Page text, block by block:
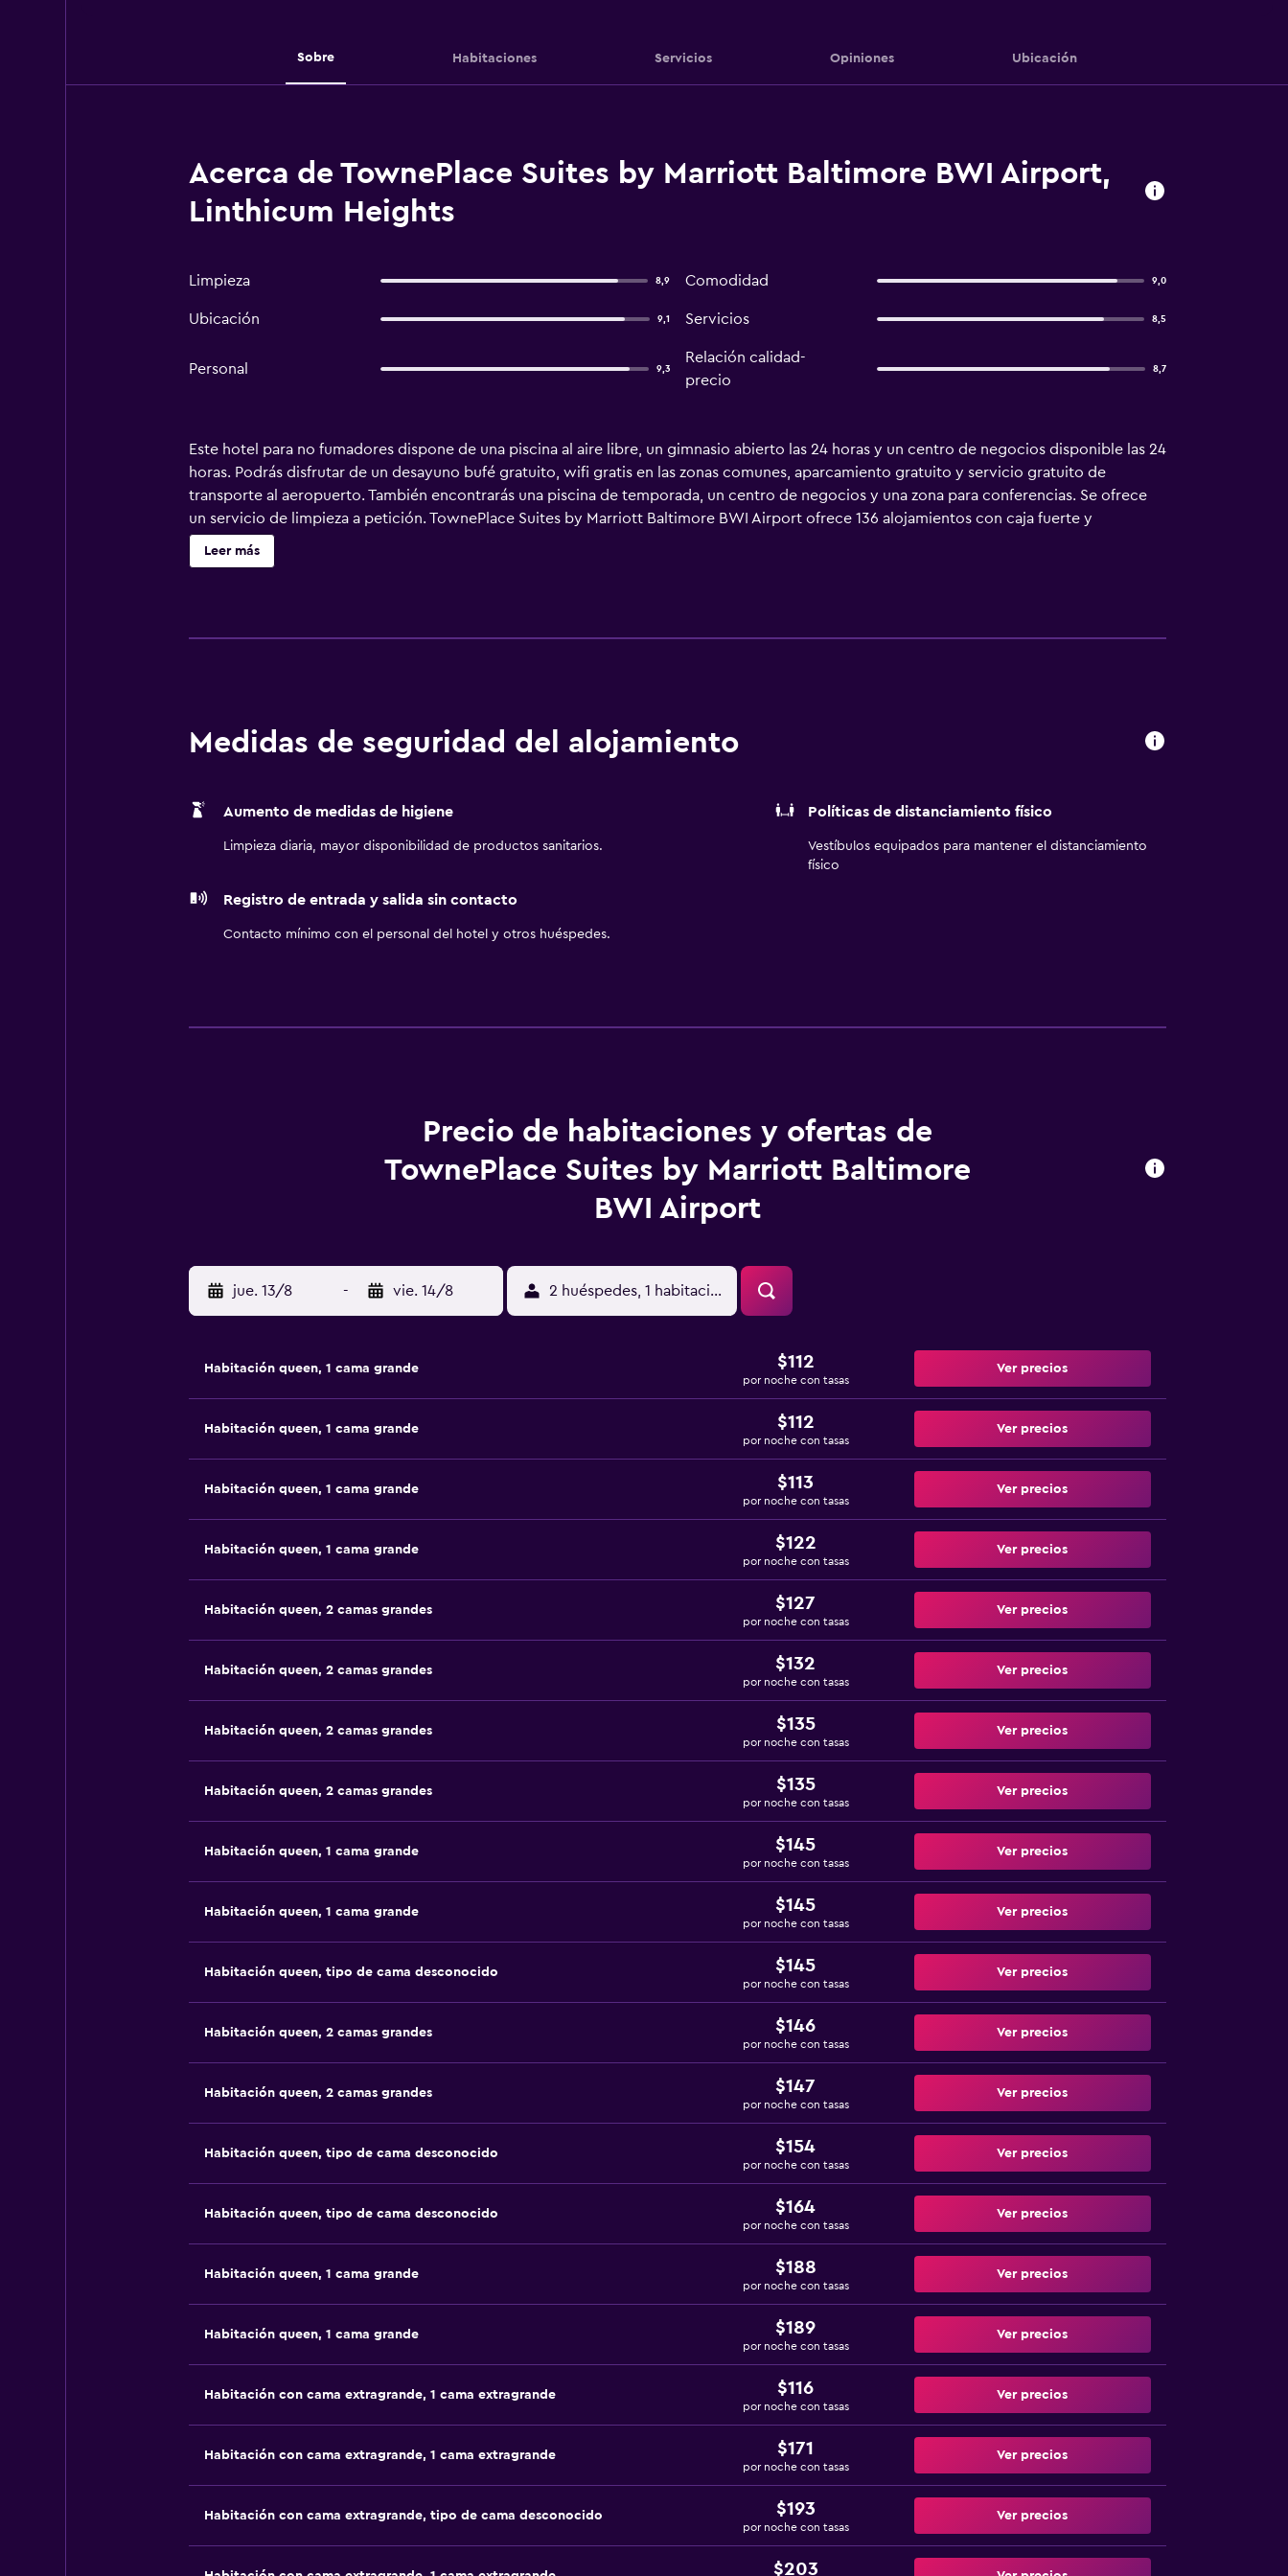
Sobre Habitaciones Servicios Opiniones Ubicación
Acerca de TownePlace Suites by Marriott Baltimore BWI Airport,
Linthicum Heights
Limpieza 8,9 Comodidad 9,0
Ubicación 9,1 Servicios 8,5
Personal 9,3
Relación calidad-
precio
8,7
Este hotel para no fumadores dispone de una piscina al aire libre, un gimnasio abierto las 24 horas y un centro de negocios disponible las 24
horas. Podrás disfrutar de un desayuno bufé gratuito, wifi gratis en las zonas comunes, aparcamiento gratuito y servicio gratuito de
transporte al aeropuerto. También encontrarás una piscina de temporada, un centro de negocios y una zona para conferencias. Se ofrece
un servicio de limpieza a petición. TownePlace Suites by Marriott Baltimore BWI Airport ofrece 136 alojamientos con caja fuerte y
periódicos gratuitos. Las camas están vestidas con ropa de cama de alta calidad. Se ofrece una televisión de pantalla plana de 32 pulgadas
con canales por cable de suscripción y películas de pago. En este hotel de 3 estrellas, los alojamientos incluyen cocina con
menores de 16 años. Se pueden practicar las actividades de ocio y esparcimiento que se indican más abajo en las instalaciones o cerca del
Leer más
Medidas de seguridad del alojamiento
Aumento de medidas de higiene
Limpieza diaria, mayor disponibilidad de productos sanitarios.
Políticas de distanciamiento físico
Vestíbulos equipados para mantener el distanciamiento
físico
Registro de entrada y salida sin contacto
Contacto mínimo con el personal del hotel y otros huéspedes.
Precio de habitaciones y ofertas de
TownePlace Suites by Marriott Baltimore
BWI Airport
jue. 13/8 - vie. 14/8 2 huéspedes, 1 habitación
Habitación queen, 1 cama grande $112
por noche con tasas
Ver precios
Habitación queen, 1 cama grande $112
por noche con tasas
Ver precios
Habitación queen, 1 cama grande $113
por noche con tasas
Ver precios
Habitación queen, 1 cama grande $122
por noche con tasas
Ver precios
Habitación queen, 2 camas grandes $127
por noche con tasas
Ver precios
Habitación queen, 2 camas grandes $132
por noche con tasas
Ver precios
Habitación queen, 2 camas grandes $135
por noche con tasas
Ver precios
Habitación queen, 2 camas grandes $135
por noche con tasas
Ver precios
Habitación queen, 1 cama grande $145
por noche con tasas
Ver precios
Habitación queen, 1 cama grande $145
por noche con tasas
Ver precios
Habitación queen, tipo de cama desconocido $145
por noche con tasas
Ver precios
Habitación queen, 2 camas grandes $146
por noche con tasas
Ver precios
Habitación queen, 2 camas grandes $147
por noche con tasas
Ver precios
Habitación queen, tipo de cama desconocido $154
por noche con tasas
Ver precios
Habitación queen, tipo de cama desconocido $164
por noche con tasas
Ver precios
Habitación queen, 1 cama grande $188
por noche con tasas
Ver precios
Habitación queen, 1 cama grande $189
por noche con tasas
Ver precios
Habitación con cama extragrande, 1 cama extragrande $116
por noche con tasas
Ver precios
Habitación con cama extragrande, 1 cama extragrande $171
por noche con tasas
Ver precios
Habitación con cama extragrande, tipo de cama desconocido $193
por noche con tasas
Ver precios
$203